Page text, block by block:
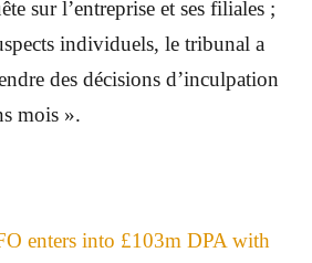
sur l’entreprise et ses filiales ;
individuels, le tribunal a
des décisions d’inculpation
mois ».
enters into £103m DPA with